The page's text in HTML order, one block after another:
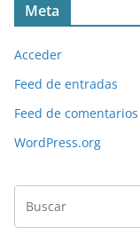
Meta
Acceder
Feed de entradas
Feed de comentarios
WordPress.org